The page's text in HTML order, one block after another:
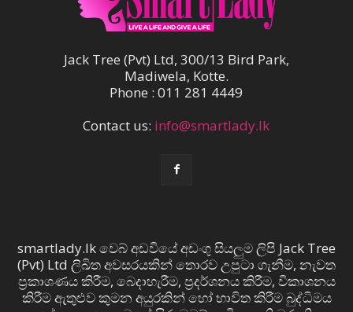
Jack Tree (Pvt) Ltd, 300/13 Bird Park,
Madiwela, Kotte.
Phone : 011 281 4449
Contact us: info@smartlady.lk
smartlady.lk වෙබ් අඩවියේ අඩංගු සියලුම ලිපි Jack Tree
(Pvt) Ltd ලිඛිත අවසරයකින් තොරව උපුටා ගැනීම, නැවත
ප්‍රකාශණය කිරීම, බෙදාහැරීම, ප්‍රදර්ශනය කිරීම, විකාශනය
කිරීම ඇතුළුව කුමන අයුරකින් හෝ භාවිත කිරීම බුද්ධිමය